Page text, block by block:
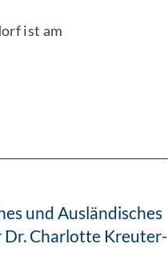
ist am
und Ausländisches
Dr. Charlotte Kreuter-